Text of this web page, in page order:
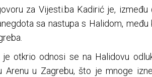
za Vijesti.ba Kadirić je,
sa nastupa s Halidom,
otkrio odnosi se na Halidovu
Arenu u Zagrebu, što je mnoge